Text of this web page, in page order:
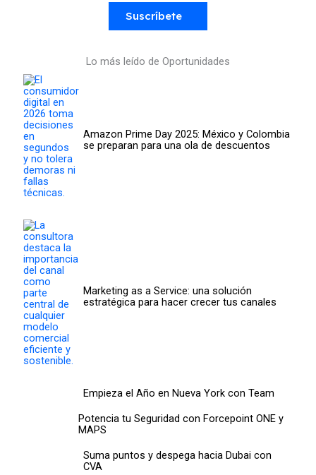
Suscríbete
Lo más leído de Oportunidades
Amazon Prime Day 2025: México y Colombia
se preparan para una ola de descuentos
Marketing as a Service: una solución
estratégica para hacer crecer tus canales
Empieza el Año en Nueva York con Team
Potencia tu Seguridad con Forcepoint ONE y
MAPS
Suma puntos y despega hacia Dubai con
CVA